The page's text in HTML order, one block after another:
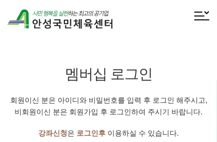
전체메
멤버십 로그인
회원이신 분은 아이디와 비밀번호를 입력 후 로그인 해주시고,
비회원이신 분은 회원가입 후 로그인하여 주시기 바랍니다.
강좌신청은 로그인후 이용하실 수 있습니다.